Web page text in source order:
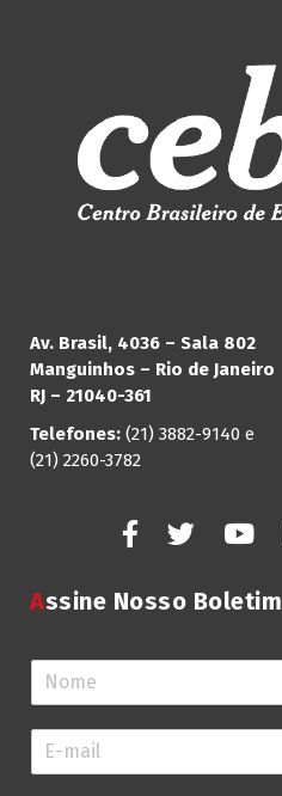
Av. Brasil, 4036 – Sala 802
Manguinhos – Rio de Janeiro
RJ – 21040-361
Telefones: (21) 3882-9140 e
(21) 2260-3782
Assine Nosso Boletim